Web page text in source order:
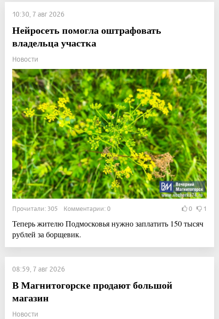
10:30, 7 авг 2026
Нейросеть помогла оштрафовать
владельца участка
Новости
Прочитали: 305 Комментарии: 0 0 1
Теперь жителю Подмосковья нужно заплатить 150 тысяч
рублей за борщевик.
08:59, 7 авг 2026
В Магнитогорске продают большой
магазин
Новости